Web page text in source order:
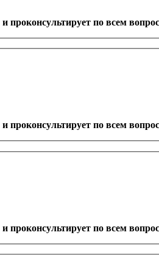
и проконсультирует по всем
и проконсультирует по всем
и проконсультирует по всем